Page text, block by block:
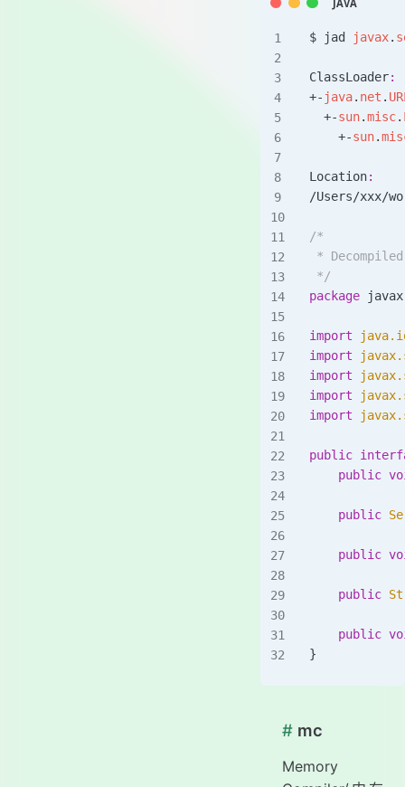
$ jad javax.
ClassLoader:
+- java. net .
  +-
sun.misc.
    +-
sun.
Location:
/Users/xxx/
/*
*
*/
package
import
import
import
import
import
public
    public
    public
    public
    public
    public
}
# mc
Memory